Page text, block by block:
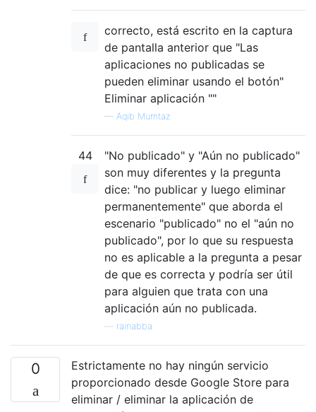
correcto, está escrito en la captura
de pantalla anterior que "Las
aplicaciones no publicadas se
pueden eliminar usando el botón"
Eliminar aplicación ""
— Aqib Mumtaz
44
"No publicado" y "Aún no publicado"
son muy diferentes y la pregunta
dice: "no publicar y luego eliminar
permanentemente" que aborda el
escenario "publicado" no el "aún no
publicado", por lo que su respuesta
no es aplicable a la pregunta a pesar
de que es correcta y podría ser útil
para alguien que trata con una
aplicación aún no publicada.
rainabba
0
Estrictamente no hay ningún servicio
proporcionado desde Google Store para
eliminar / eliminar la aplicación de